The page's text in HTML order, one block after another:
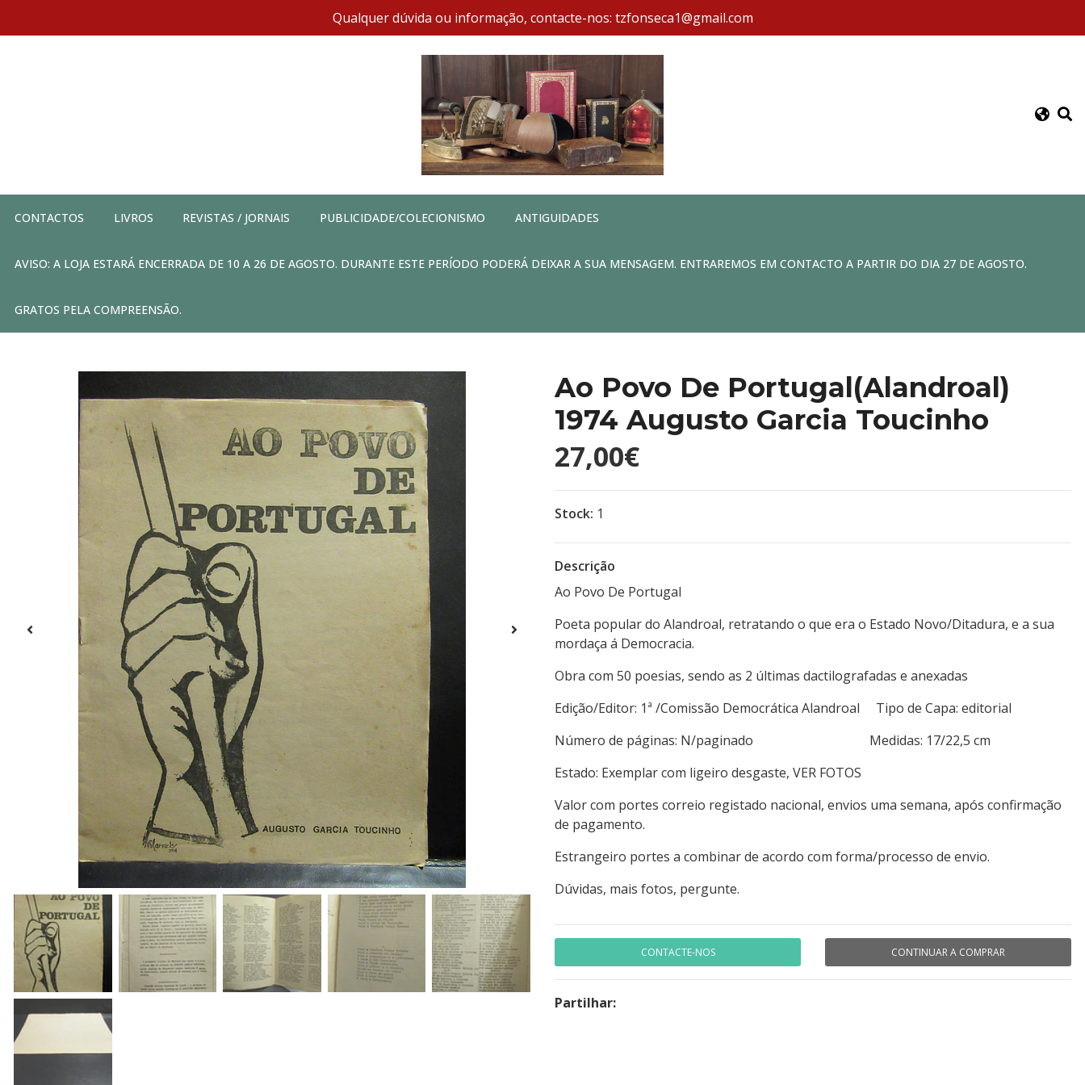
Qualquer dúvida ou informação, contacte-nos: tzfonseca1@gmail.com
CONTACTOS LIVROS REVISTAS / JORNAIS PUBLICIDADE/COLECIONISMO ANTIGUIDADES
AVISO: A LOJA ESTARÁ ENCERRADA DE 10 A 26 DE AGOSTO. DURANTE ESTE PERÍODO PODERÁ DEIXAR A SUA MENSAGEM. ENTRAREMOS EM CONTACTO A PARTIR DO DIA 27 DE AGOSTO.
GRATOS PELA COMPREENSÃO.
Ao Povo De Portugal(Alandroal)
1974 Augusto Garcia Toucinho
27,00€
Stock: 1
Descrição
Ao Povo De Portugal
Poeta popular do Alandroal, retratando o que era o Estado Novo/Ditadura, e a sua
mordaça á Democracia.
Obra com 50 poesias, sendo as 2 últimas dactilografadas e anexadas
Edição/Editor: 1ª /Comissão Democrática Alandroal Tipo de Capa: editorial
Número de páginas: N/paginado Medidas: 17/22,5 cm
Estado: Exemplar com ligeiro desgaste, VER FOTOS
Valor com portes correio registado nacional, envios uma semana, após confirmação
de pagamento.
Estrangeiro portes a combinar de acordo com forma/processo de envio.
Dúvidas, mais fotos, pergunte.
CONTACTE-NOS CONTINUAR A COMPRAR
Partilhar: